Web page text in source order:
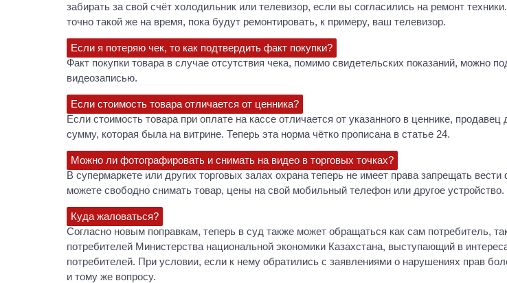
забирать за свой счёт холодильник или телевизор, если вы согласились на ремонт
точно такой же на время, пока будут ремонтировать, к примеру, ваш телевизор.
Если я потеряю чек, то как подтвердить факт покупки?
Факт покупки товара в случае отсутствия чека, помимо свидетельских показаний, можно
видеозаписью.
Если стоимость товара отличается от ценника?
Если стоимость товара при оплате на кассе отличается от указанного в ценнике,
сумму, которая была на витрине. Теперь эта норма чётко прописана в статье 24.
Можно ли фотографировать и снимать на видео в торговых точках?
В супермаркете или других торговых залах охрана теперь не имеет права запрещать
можете свободно снимать товар, цены на свой мобильный телефон или другое устройство.
Куда жаловаться?
Согласно новым поправкам, теперь в суд также может обращаться как сам потребитель,
потребителей Министерства национальной экономики Казахстана, выступающий в
потребителей. При условии, если к нему обратились с заявлениями о нарушениях прав
и тому же вопросу.